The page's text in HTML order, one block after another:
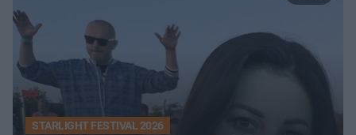
STARLIGHT FESTIVAL 2026